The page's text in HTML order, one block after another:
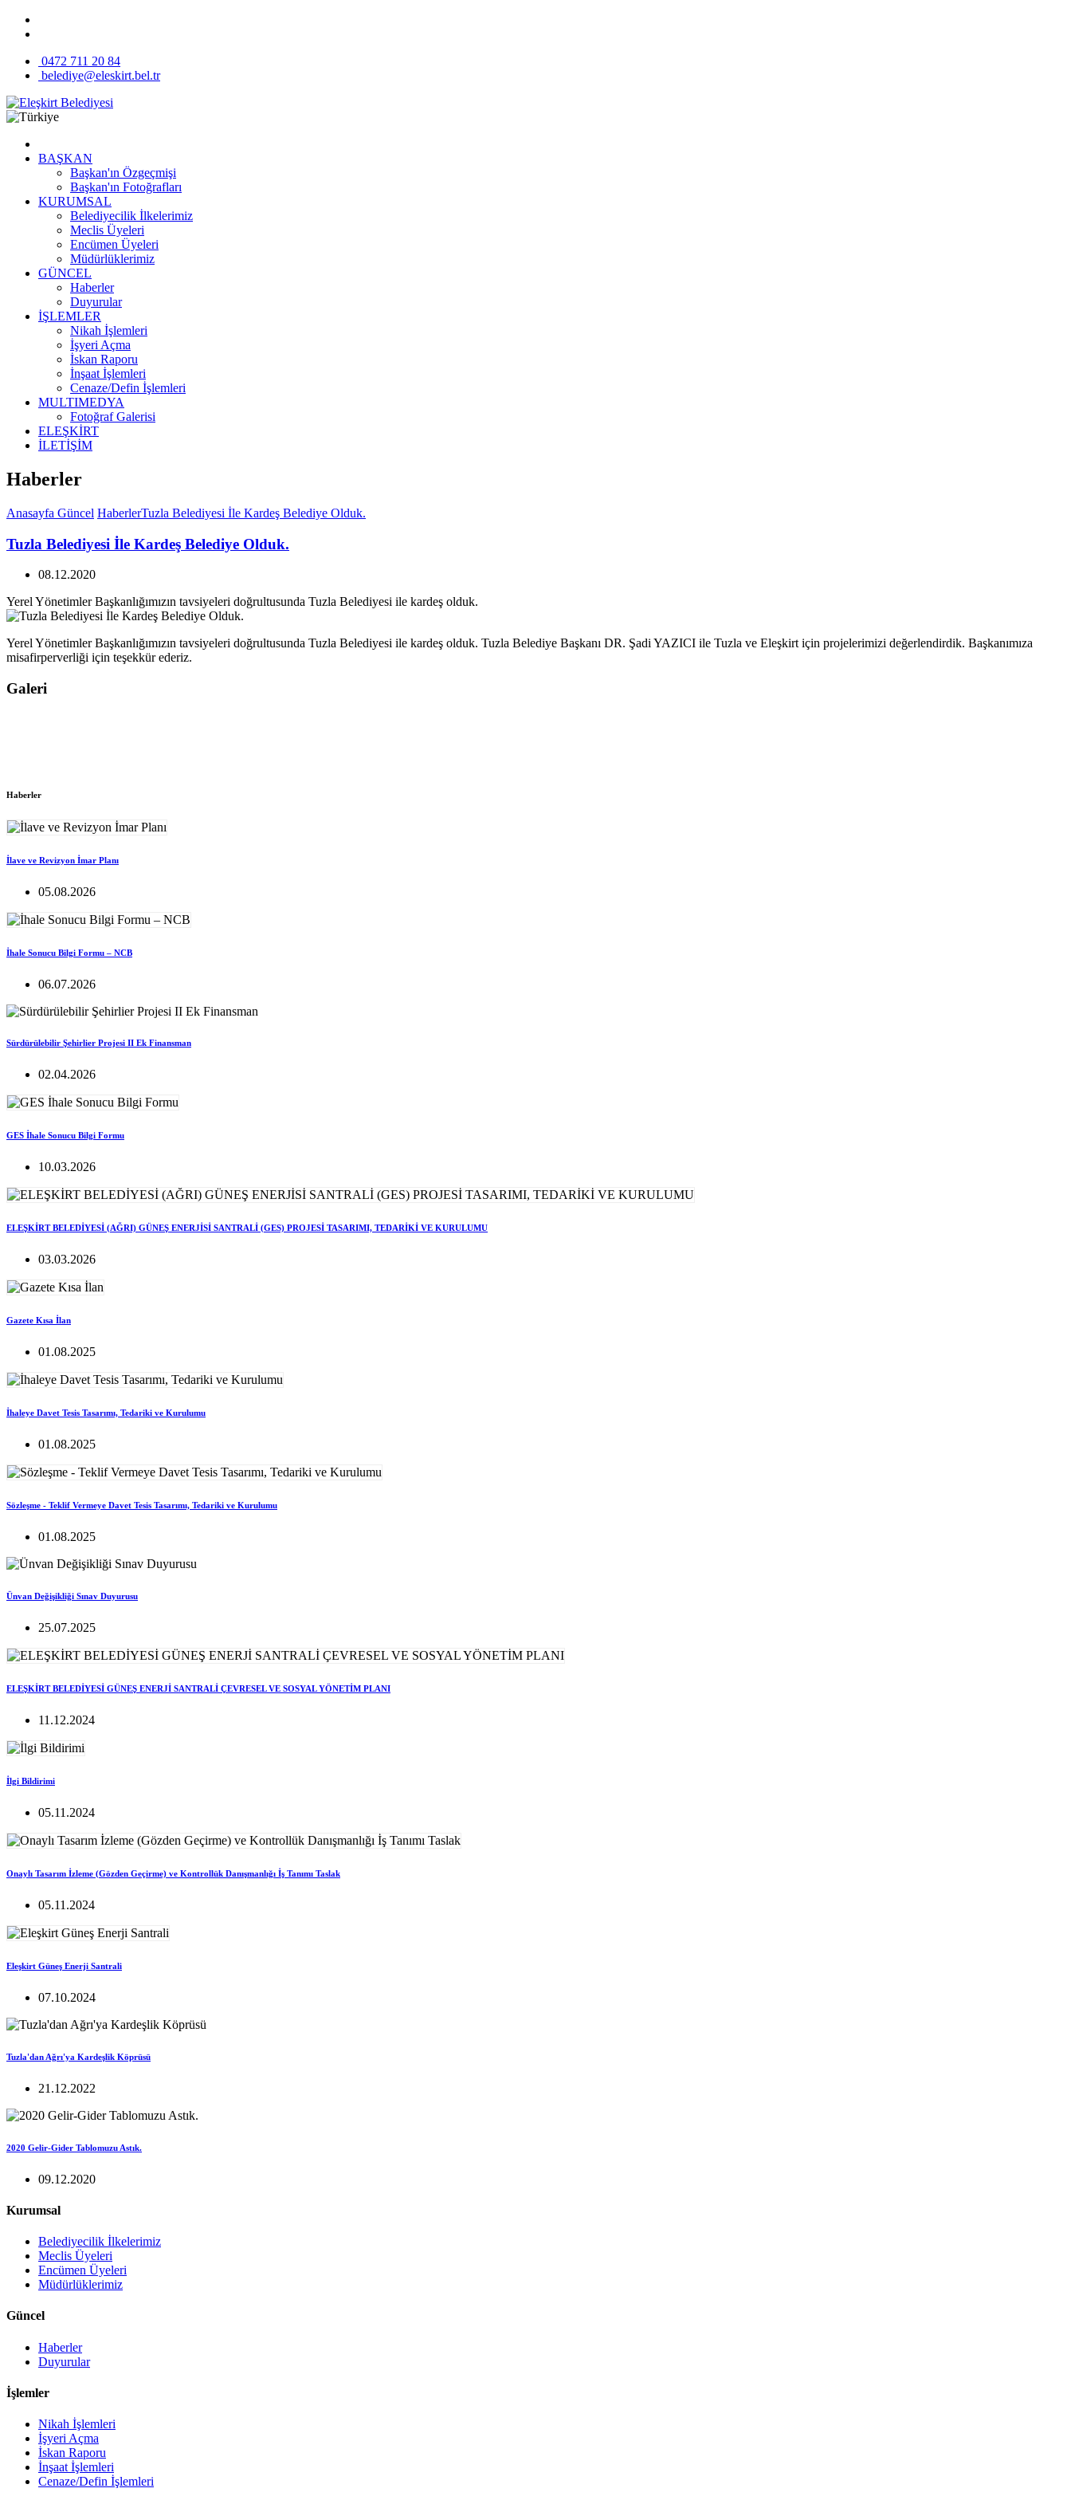
0472 711 20 84
belediye@eleskirt.bel.tr
BAŞKAN
Başkan'ın Özgeçmişi
Başkan'ın Fotoğrafları
KURUMSAL
Belediyecilik İlkelerimiz
Meclis Üyeleri
Encümen Üyeleri
Müdürlüklerimiz
GÜNCEL
Haberler
Duyurular
İŞLEMLER
Nikah İşlemleri
İşyeri Açma
İskan Raporu
İnşaat İşlemleri
Cenaze/Defin İşlemleri
MULTIMEDYA
Fotoğraf Galerisi
ELEŞKİRT
İLETİŞİM
Haberler
Anasayfa Güncel HaberlerTuzla Belediyesi İle Kardeş Belediye Olduk.
Tuzla Belediyesi İle Kardeş Belediye Olduk.
08.12.2020
Yerel Yönetimler Başkanlığımızın tavsiyeleri doğrultusunda Tuzla Belediyesi ile kardeş olduk.
Yerel Yönetimler Başkanlığımızın tavsiyeleri doğrultusunda Tuzla Belediyesi ile kardeş olduk. Tuzla Belediye Başkanı DR. Şadi YAZICI ile Tuzla ve Eleşkirt için projelerimizi değerlendirdik. Başkanımıza
misafirperverliği için teşekkür ederiz.
Galeri
Haberler
İlave ve Revizyon İmar Planı
05.08.2026
İhale Sonucu Bilgi Formu – NCB
06.07.2026
Sürdürülebilir Şehirlier Projesi II Ek Finansman
02.04.2026
GES İhale Sonucu Bilgi Formu
10.03.2026
ELEŞKİRT BELEDİYESİ (AĞRI) GÜNEŞ ENERJİSİ SANTRALİ (GES) PROJESİ TASARIMI, TEDARİKİ VE KURULUMU
03.03.2026
Gazete Kısa İlan
01.08.2025
İhaleye Davet Tesis Tasarımı, Tedariki ve Kurulumu
01.08.2025
Sözleşme - Teklif Vermeye Davet Tesis Tasarımı, Tedariki ve Kurulumu
01.08.2025
Ünvan Değişikliği Sınav Duyurusu
25.07.2025
ELEŞKİRT BELEDİYESİ GÜNEŞ ENERJİ SANTRALİ ÇEVRESEL VE SOSYAL YÖNETİM PLANI
11.12.2024
İlgi Bildirimi
05.11.2024
Onaylı Tasarım İzleme (Gözden Geçirme) ve Kontrollük Danışmanlığı İş Tanımı Taslak
05.11.2024
Eleşkirt Güneş Enerji Santrali
07.10.2024
Tuzla'dan Ağrı'ya Kardeşlik Köprüsü
21.12.2022
2020 Gelir-Gider Tablomuzu Astık.
09.12.2020
Kurumsal
Belediyecilik İlkelerimiz
Meclis Üyeleri
Encümen Üyeleri
Müdürlüklerimiz
Güncel
Haberler
Duyurular
İşlemler
Nikah İşlemleri
İşyeri Açma
İskan Raporu
İnşaat İşlemleri
Cenaze/Defin İşlemleri